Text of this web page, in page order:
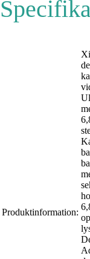
Produktinformation: